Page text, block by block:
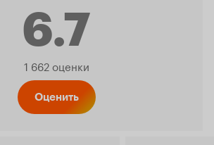
6.7
Рейтинг
1 662 оценки
Оценить